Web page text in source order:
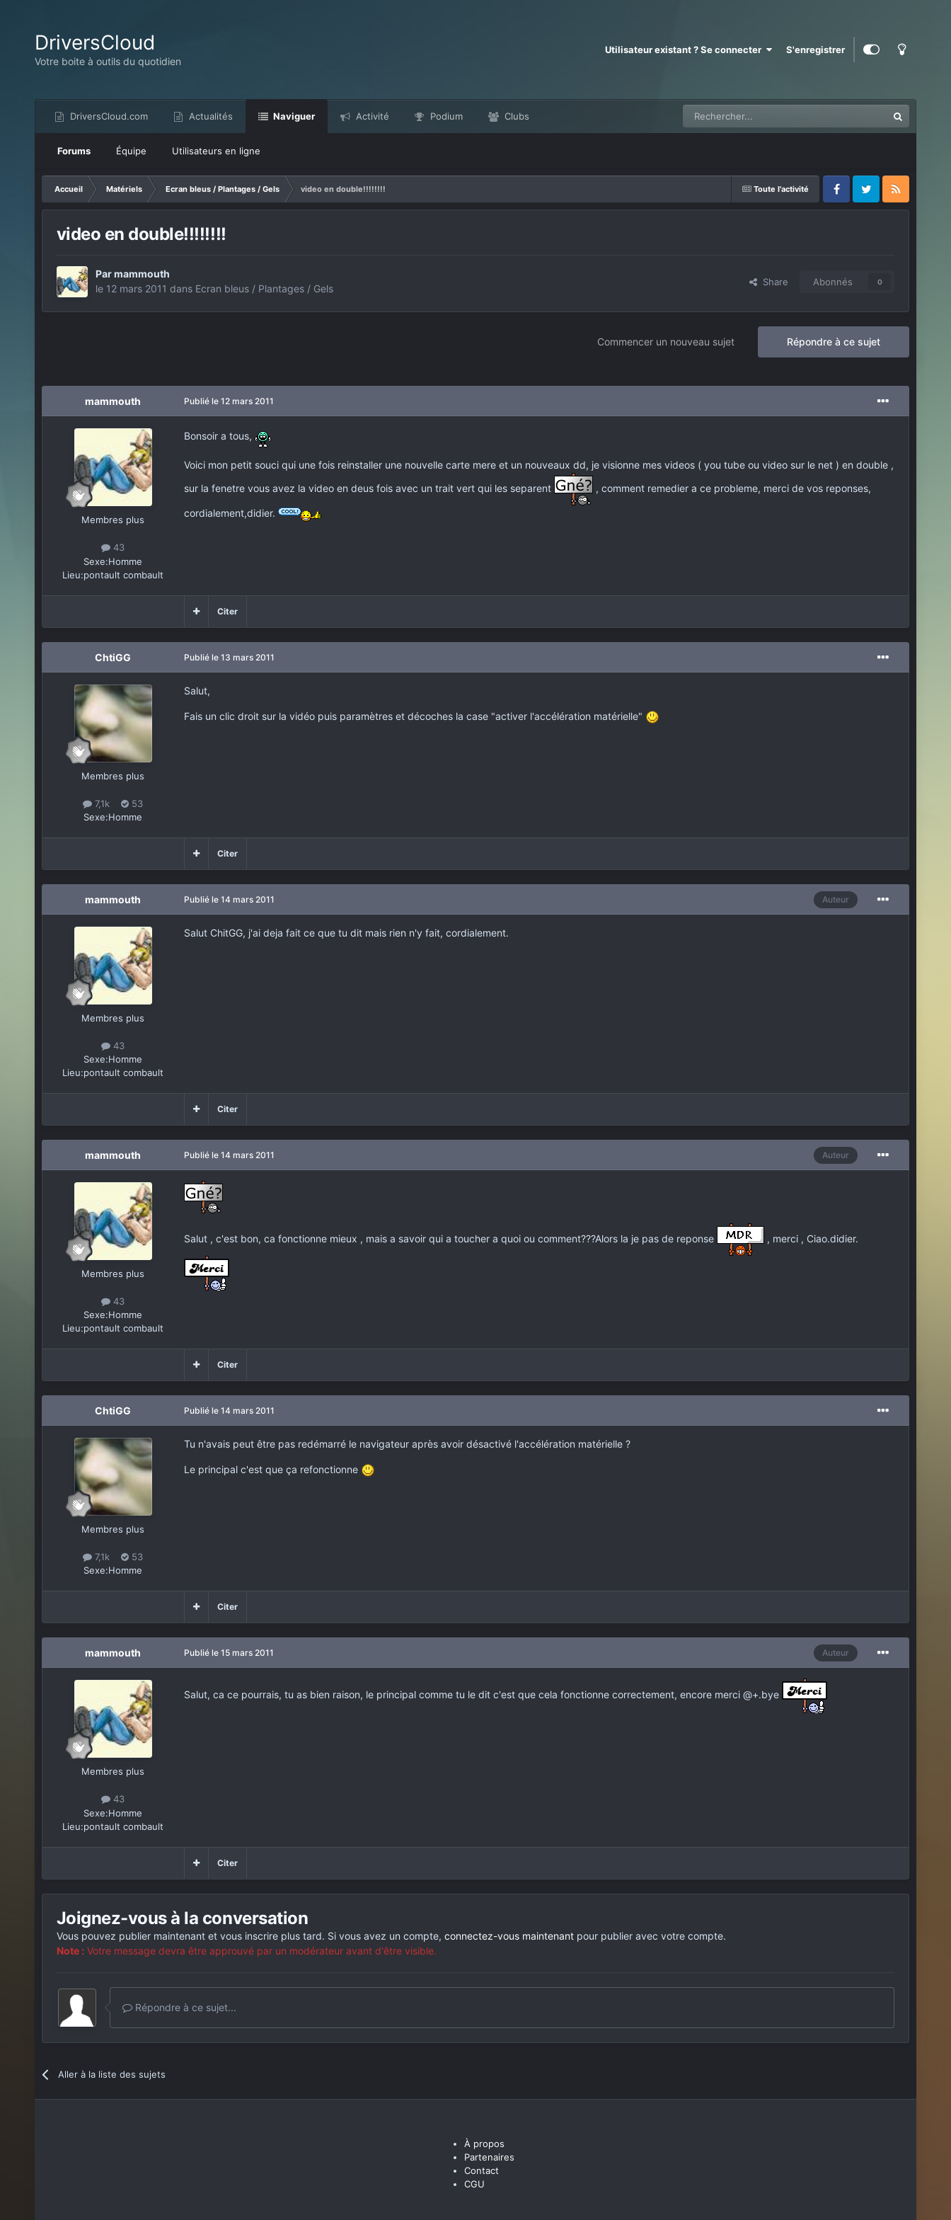
DriversCloud
Votre boite à outils du quotidien
Utilisateur existant ? Se connecter S'enregistrer
DriversCloud.com Actualités Naviguer
Forums Équipe Utilisateurs en ligne
Activité Podium Clubs
Toute l'activité
Accueil Matériels Ecran bleus / Plantages / Gels
video en double!!!!!!!!
FacebookTwitter RSS
video en double!!!!!!!!
Parmammouth
le 12 mars 2011 dans Ecran bleus / Plantages / Gels
Share Abonnés 0
Répondre à ce sujet
Commencer un nouveau sujet
mammouth
Membres plus
43
Sexe:Homme
Lieu:pontault combault
Publié le 12 mars 2011
Bonsoir a tous,
Voici mon petit souci qui une fois reinstaller une nouvelle carte mere et un nouveaux dd, je visionne mes videos ( you tube ou video sur le net ) en double ,
sur la fenetre vous avez la video en deus fois avec un trait vert qui les separent
, comment remedier a ce probleme, merci de vos reponses,
cordialement,didier.
Citer
ChtiGG
Membres plus
7,1k
53
Sexe:Homme
Publié le 13 mars 2011
Salut,
Fais un clic droit sur la vidéo puis paramètres et décoches la case "activer l'accélération matérielle"
Citer
mammouth
Membres plus
43
Sexe:Homme
Lieu:pontault combault
Auteur
Publié le 14 mars 2011
Salut ChitGG, j'ai deja fait ce que tu dit mais rien n'y fait, cordialement.
Citer
mammouth
Membres plus
43
Sexe:Homme
Lieu:pontault combault
Auteur
Publié le 14 mars 2011
Salut , c'est bon, ca fonctionne mieux , mais a savoir qui a toucher a quoi ou comment???Alors la je pas de reponse , merci , Ciao.didier.
Citer
ChtiGG
Membres plus
7,1k
53
Sexe:Homme
Publié le 14 mars 2011
Tu n'avais peut être pas redémarré le navigateur après avoir désactivé l'accélération matérielle ?
Le principal c'est que ça refonctionne
Citer
mammouth
Membres plus
43
Sexe:Homme
Lieu:pontault combault
Auteur
Publié le 15 mars 2011
Salut, ca ce pourrais, tu as bien raison, le principal comme tu le dit c'est que cela fonctionne correctement, encore merci @+.bye
Citer
Joignez-vous à la conversation
Vous pouvez publier maintenant et vous inscrire plus tard. Si vous avez un compte, connectez-vous maintenantpour publier avec votre compte.
Note : Votre message devra être approuvé par un modérateur avant d'être visible.
Répondre à ce sujet...
Aller à la liste des sujets
À propos
Partenaires
Contact
CGU